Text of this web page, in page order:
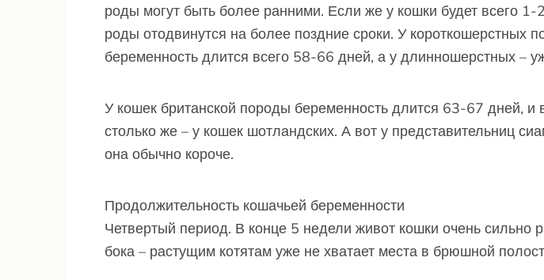
роды могут быть более ранними. Если же у кошки будет всего 1-
роды отодвинутся на более поздние сроки. У короткошерстных
беременность длится всего 58-66 дней, а у длинношерстных –
У кошек британской породы беременность длится 63-67 дней, и
столько же – у кошек шотландских. А вот у представительниц
она обычно короче.
Продолжительность кошачьей беременности
Четвертый период. В конце 5 недели живот кошки очень сильно
бока – растущим котятам уже не хватает места в брюшной